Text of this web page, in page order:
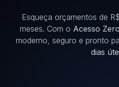
Esqueça orçamentos de
meses. Com o Acesso Zero
moderno, seguro e pronto
dias